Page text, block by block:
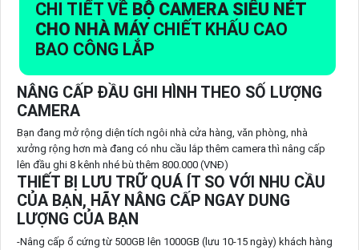
CHI TIẾT VỀ BỘ CAMERA SIÊU NÉT
CHO NHÀ MÁY CHIẾT KHẤU CAO
BAO CÔNG LẮP
NÂNG CẤP ĐẦU GHI HÌNH THEO SỐ LƯỢNG
CAMERA
Bạn đang mở rộng diện tích ngôi nhà cửa hàng, văn phòng, nhà
xưởng rộng hơn mà đang có nhu cầu lắp thêm camera thì nâng cấp
lên đầu ghi 8 kênh nhé bù thêm 800.000 (VNĐ)
THIẾT BỊ LƯU TRỮ QUÁ ÍT SO VỚI NHU CẦU
CỦA BẠN, HÃY NÂNG CẤP NGAY DUNG
LƯỢNG CỦA BẠN
-Nâng cấp ổ cứng từ 500GB lên 1000GB (lưu 10-15 ngày) khách hàng